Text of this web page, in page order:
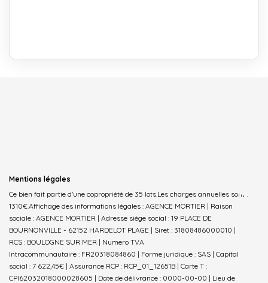
Mentions légales
Ce bien fait partie d'une copropriété de 35 lots.Les charges annuelles sont de
1310€.Affichage des informations légales : AGENCE MORTIER | Raison
sociale : AGENCE MORTIER | Adresse siège social : 19 PLACE DE
BOURNONVILLE - 62152 HARDELOT PLAGE | Siret : 31808486000010 |
RCS : BOULOGNE SUR MER | Numero TVA
Intracommunautaire : FR20318084860 | Forme juridique : SAS | Capital
social : 7 622,45€ | Assurance RCP : RCP_01_12651B | Carte T :
CPI62032018000028605 | Date de délivrance : 0000-00-00 | Lieu de